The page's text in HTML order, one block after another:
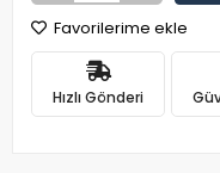
Favorilerime ekle
Hızlı Gönderi